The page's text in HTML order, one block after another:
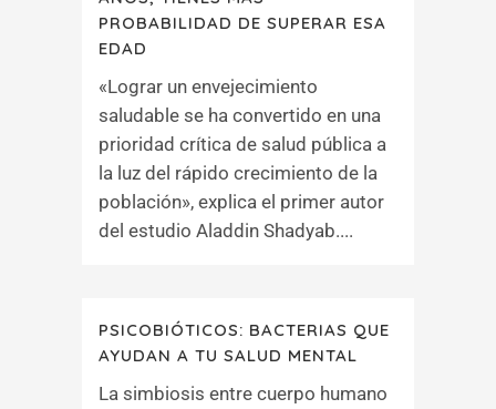
PROBABILIDAD DE SUPERAR ESA
EDAD
«Lograr un envejecimiento
saludable se ha convertido en una
prioridad crítica de salud pública a
la luz del rápido crecimiento de la
población», explica el primer autor
del estudio Aladdin Shadyab....
PSICOBIÓTICOS: BACTERIAS QUE
AYUDAN A TU SALUD MENTAL
La simbiosis entre cuerpo humano